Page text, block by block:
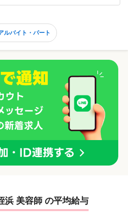
ルバイト・パート
浜 美容師 の平均給与